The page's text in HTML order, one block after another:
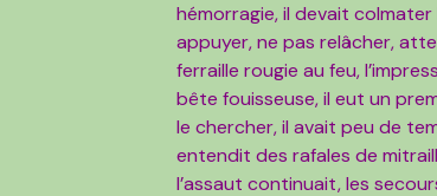
hémorragie, il devait
appuyer, ne pas relâcher,
ferraille rougie au feu,
bête fouisseuse, il eut un
le chercher, il avait peu de
entendit des rafales de
l’assaut continuait, les